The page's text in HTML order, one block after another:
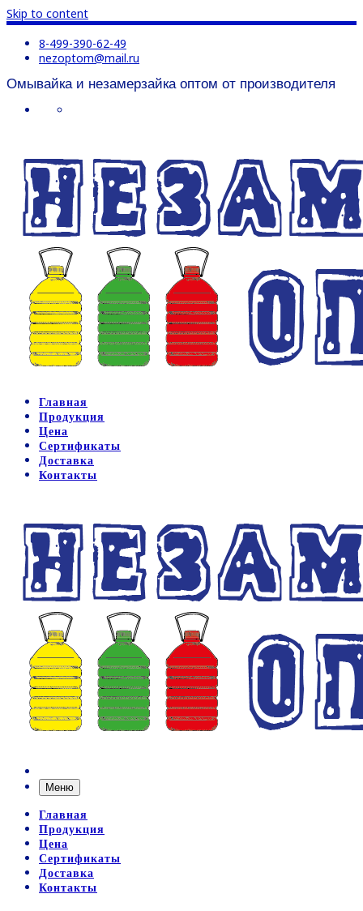
Skip to content
8-499-390-62-49
nezoptom@mail.ru
Омывайка и незамерзайка оптом от производителя
Главная
Продукция
Цена
Сертификаты
Доставка
Контакты
Меню
Главная
Продукция
Цена
Сертификаты
Доставка
Контакты